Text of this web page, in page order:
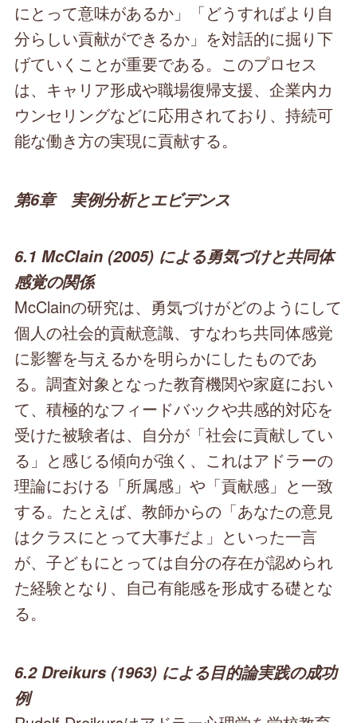
にとって意味があるか」「どうすればより自
分らしい貢献ができるか」を対話的に掘り下
げていくことが重要である。このプロセス
は、キャリア形成や職場復帰支援、企業内カ
ウンセリングなどに応用されており、持続可
能な働き方の実現に貢献する。
第6章 実例分析とエビデンス
6.1 McClain (2005) による勇気づけと共同体
感覚の関係
McClainの研究は、勇気づけがどのようにして
個人の社会的貢献意識、すなわち共同体感覚
に影響を与えるかを明らかにしたものであ
る。調査対象となった教育機関や家庭におい
て、積極的なフィードバックや共感的対応を
受けた被験者は、自分が「社会に貢献してい
る」と感じる傾向が強く、これはアドラーの
理論における「所属感」や「貢献感」と一致
する。たとえば、教師からの「あなたの意見
はクラスにとって大事だよ」といった一言
が、子どもにとっては自分の存在が認められ
た経験となり、自己有能感を形成する礎とな
る。
6.2 Dreikurs (1963) による目的論実践の成功
例